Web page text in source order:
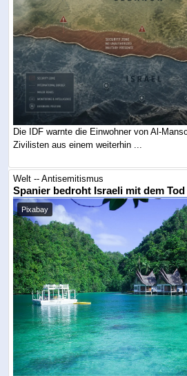
Die IDF warnte die Einwohner von Al-
Zivilisten aus einem weiterhin ...
Welt -- Antisemitismus
Spanier bedroht Israeli mit dem
Pixabay